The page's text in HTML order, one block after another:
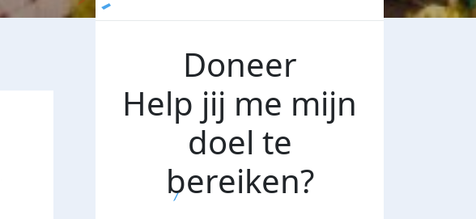
Doneer
Help jij me mijn
doel te
bereiken?